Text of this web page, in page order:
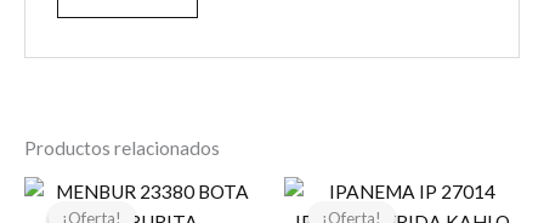
Productos relacionados
¡Oferta!
¡Oferta!
El
El
¡Oferta!
¡Oferta!
El
El